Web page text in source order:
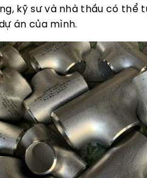
kỹ sư và nhà thầu có
án của mình.